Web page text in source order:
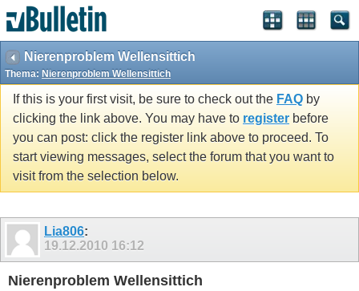
Nierenproblem Wellensittich
Thema: Nierenproblem Wellensittich
If this is your first visit, be sure to check out the FAQ by
clicking the link above. You may have to register before
you can post: click the register link above to proceed. To
start viewing messages, select the forum that you want to
visit from the selection below.
Lia806:
19.12.2010 16:12
Nierenproblem Wellensittich